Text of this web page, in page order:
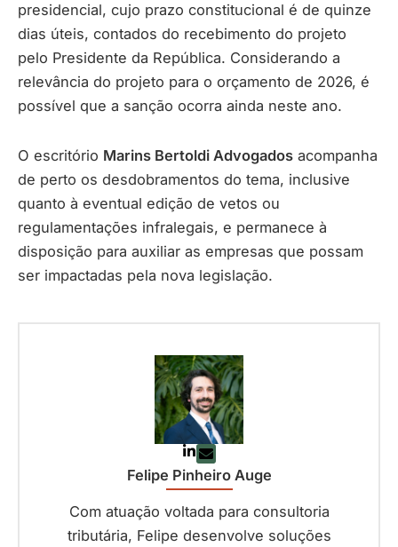
presidencial, cujo prazo constitucional é de quinze
dias úteis, contados do recebimento do projeto
pelo Presidente da República. Considerando a
relevância do projeto para o orçamento de 2026, é
possível que a sanção ocorra ainda neste ano.
O escritório Marins Bertoldi Advogados acompanha
de perto os desdobramentos do tema, inclusive
quanto à eventual edição de vetos ou
regulamentações infralegais, e permanece à
disposição para auxiliar as empresas que possam
ser impactadas pela nova legislação.
Felipe Pinheiro Auge
Com atuação voltada para consultoria
tributária, Felipe desenvolve soluções